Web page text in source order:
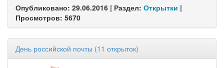
Опубликовано: 29.06.2016 | Раздел: Открытки |
Просмотров: 5670
День российской почты (11 открыток)